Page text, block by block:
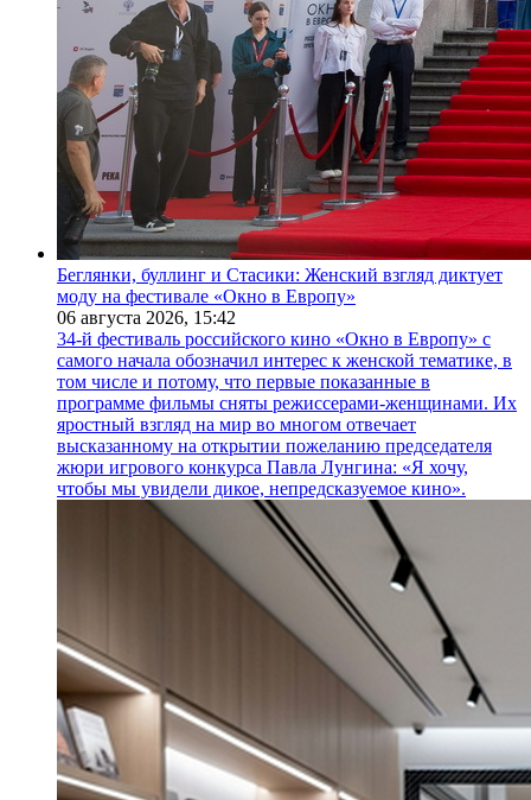
Беглянки, буллинг и Стасики: Женский взгляд диктует
моду на фестивале «Окно в Европу»
06 августа 2026, 15:42
34-й фестиваль российского кино «Окно в Европу» с
самого начала обозначил интерес к женской тематике, в
том числе и потому, что первые показанные в
программе фильмы сняты режиссерами-женщинами. Их
яростный взгляд на мир во многом отвечает
высказанному на открытии пожеланию председателя
жюри игрового конкурса Павла Лунгина: «Я хочу,
чтобы мы увидели дикое, непредсказуемое кино».